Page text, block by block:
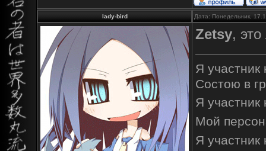
lady-bird Дата: Понедельник,
Zetsy,
Я участник
Состою в
Я участник
Мой
Я участник